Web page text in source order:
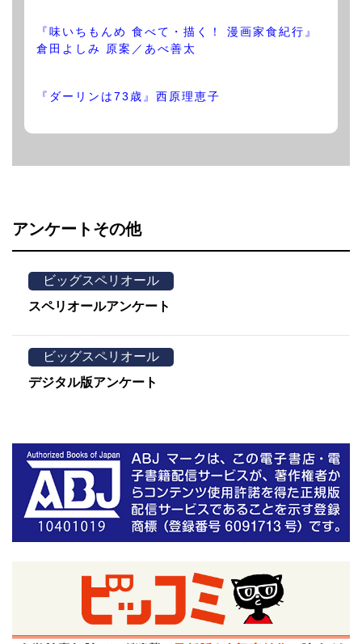
『味いちもんめ 食べて・描く！ 漫画家食紀行』
倉田よしみ 原案／あべ善太
『ダーリンは73歳』西原理恵子
アンケートその他
ビッグスペリオール
スペリオールアンケート
ビッグスペリオール
デジタル版アンケート